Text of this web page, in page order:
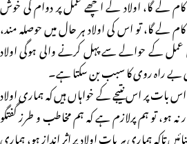
لے گا، تو اس کی اولاد ہر حال میں حوصلہ مند،
کے حوالے سے پہل کرنے والی ہوگی اولاد
راہ روی کا سبب بن سکتا ہے۔
بات پر اس نتیجے کے خواہاں ہیں کہ ہماری اولاد
تو ہم پرلازم ہے کہ ہم مخاطب و طرز گفتگو
تاکہ ہماری ہر بات اولاد پر اثر انداز ہو، ہماری